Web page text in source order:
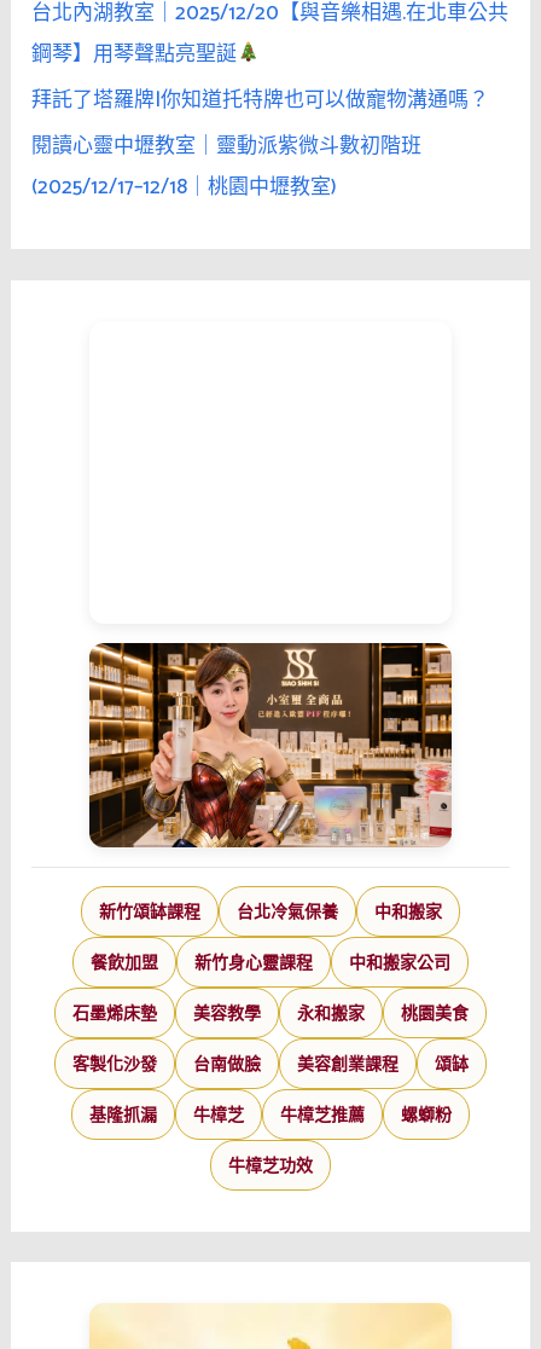
台北內湖教室｜2025/12/20【與音樂相遇.在北車公共
鋼琴】用琴聲點亮聖誕
拜託了塔羅牌|你知道托特牌也可以做寵物溝通嗎？
閱讀心靈中壢教室｜靈動派紫微斗數初階班
(2025/12/17–12/18｜桃園中壢教室)
新竹頌缽課程 台北冷氣保養 中和搬家
餐飲加盟 新竹身心靈課程 中和搬家公司
石墨烯床墊 美容教學 永和搬家 桃園美食
客製化沙發 台南做臉 美容創業課程 頌缽
基隆抓漏 牛樟芝 牛樟芝推薦 螺螄粉
牛樟芝功效